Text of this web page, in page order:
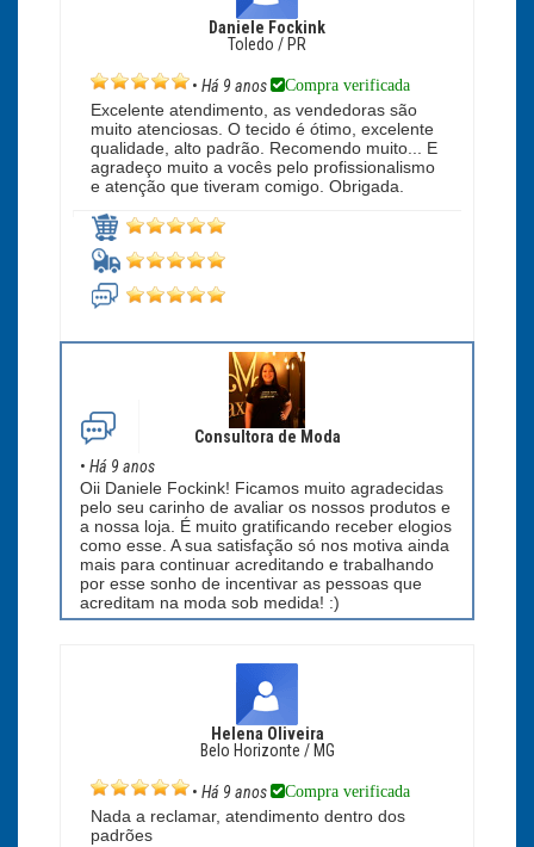
Daniele Fockink
Toledo / PR
• Há 9 anos Compra verificada
Excelente atendimento, as vendedoras são
muito atenciosas. O tecido é ótimo, excelente
qualidade, alto padrão. Recomendo muito... E
agradeço muito a vocês pelo profissionalismo
e atenção que tiveram comigo. Obrigada.
Consultora de Moda
• Há 9 anos
Oii Daniele Fockink! Ficamos muito agradecidas
pelo seu carinho de avaliar os nossos produtos e
a nossa loja. É muito gratificando receber elogios
como esse. A sua satisfação só nos motiva ainda
mais para continuar acreditando e trabalhando
por esse sonho de incentivar as pessoas que
acreditam na moda sob medida! :)
Helena Oliveira
Belo Horizonte / MG
• Há 9 anos Compra verificada
Nada a reclamar, atendimento dentro dos
padrões